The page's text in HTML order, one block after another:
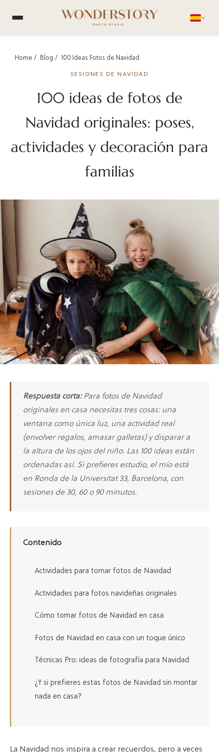
Home Blog 100 Ideas Fotos de Navidad
SESIONES DE NAVIDAD
100 ideas de fotos de
Navidad originales: poses,
actividades y decoración para
familias
Respuesta corta:Para fotos de Navidad
originales en casa necesitas tres cosas: una
ventana como única luz, una actividad real
(envolver regalos, amasar galletas) y disparar a
la altura de los ojos del niño. Las 100 ideas están
ordenadas así. Si prefieres estudio, el mío está
en Ronda de la Universitat 33, Barcelona, con
sesiones de 30, 60 o 90 minutos.
Contenido
Actividades para tomar fotos de Navidad
Actividades para fotos navideñas originales
Cómo tomar fotos de Navidad en casa
Fotos de Navidad en casa con un toque único
Técnicas Pro: ideas de fotografía para Navidad
¿Y si prefieres estas fotos de Navidad sin montar
nada en casa?
La Navidad nos inspira a crear recuerdos, pero a veces